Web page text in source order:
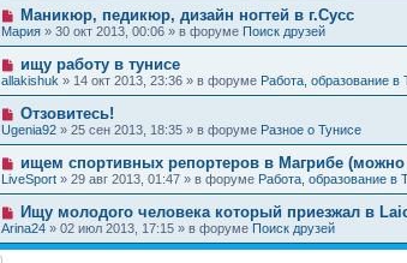
е
н
и
е
б
щ
н
и
е
о
е
с
о
о
б
щ
е
н
и
е
Н
о
в
е
с
о
о
б
щ
н
и
е
Маникюр, педикюр, дизайн ногтей в г.Сусс
Мария » 30 окт 2013, 00:06 » в форуме Поиск друзей
Н
о
в
е
с
о
о
б
щ
е
н
и
е
ищу работу в тунисе
allakishuk » 14 окт 2013, 23:36 » в форуме Работа, образование в
Н
о
в
е
с
о
б
щ
е
Отзовитесь!
Ugenia92 » 25 сен 2013, 18:35 » в форуме Разное о Тунисе
Н
о
в
о
е
с
о
ищем спортивных репортеров в Магрибе (можно
LiveSport » 29 авг 2013, 01:47 » в форуме Работа, образование в
Н
о
в
о
Ищу молодого человека который приезжал в
Arina24 » 02 июл 2013, 17:15 » в форуме Поиск друзей